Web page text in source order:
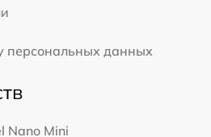
персональных данных
Nano Mini